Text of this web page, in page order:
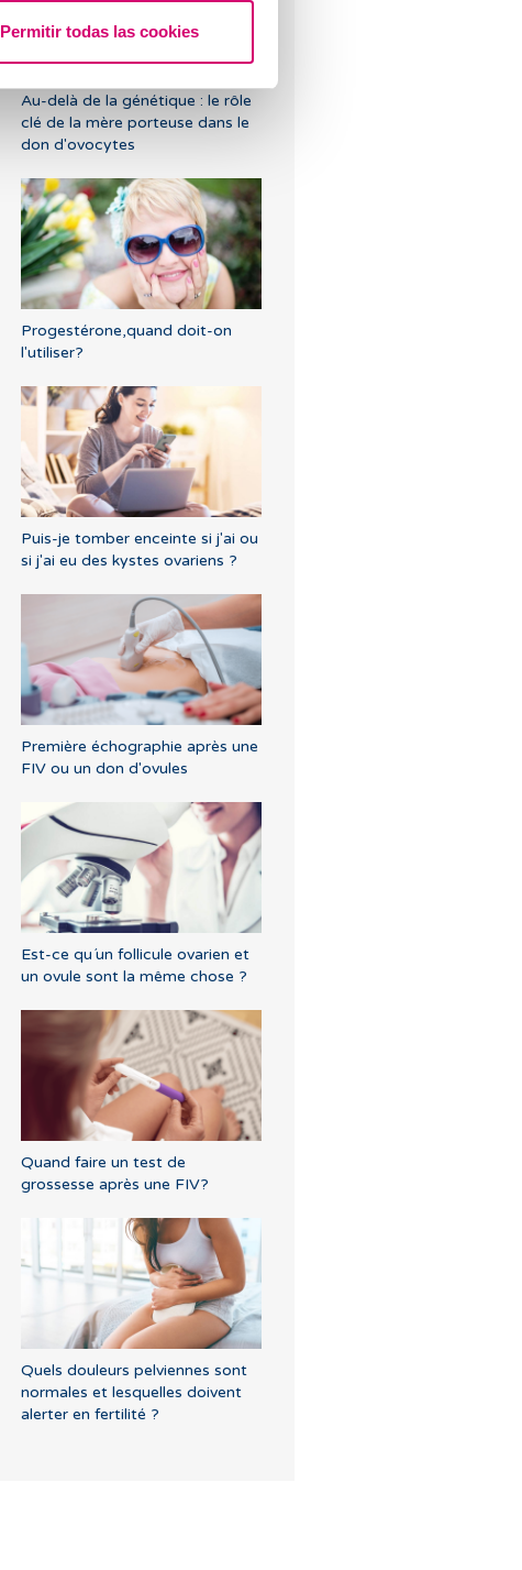
Permitir todas las cookies
Au-delà de la génétique : le rôle
clé de la mère porteuse dans le
don d'ovocytes
Progestérone,quand doit-on
l'utiliser?
Puis-je tomber enceinte si j'ai ou
si j'ai eu des kystes ovariens ?
Première échographie après une
FIV ou un don d'ovules
Est-ce qu´un follicule ovarien et
un ovule sont la même chose ?
Quand faire un test de
grossesse après une FIV?
Quels douleurs pelviennes sont
normales et lesquelles doivent
alerter en fertilité ?